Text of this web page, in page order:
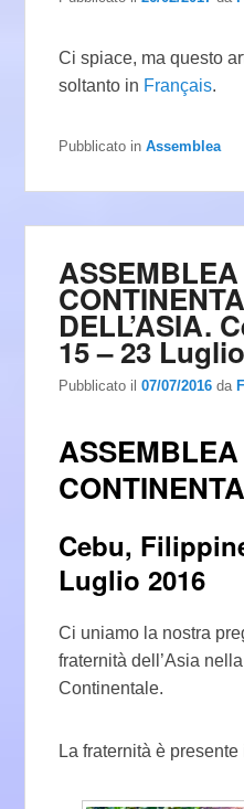
Ci spiace, ma questo
soltanto in Français.
Pubblicato in Assemblea
ASSEMBLEA
DELL’ASIA.
15 – 23
Pubblicato il07/07/2016 da
ASSEMBLEA
Cebu,
Luglio 2016
Ci uniamo la nostra
fraternità dell’Asia
Continentale.
La fraternità è